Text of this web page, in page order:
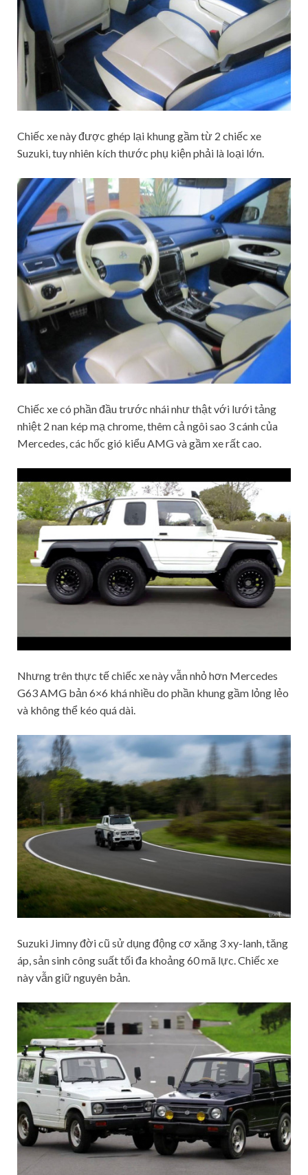
Chiếc xe này được ghép lại khung gầm từ 2 chiếc xe
Suzuki, tuy nhiên kích thước phụ kiện phải là loại lớn.
Chiếc xe có phần đầu trước nhái như thật với lưới tảng
nhiệt 2 nan kép mạ chrome, thêm cả ngôi sao 3 cánh của
Mercedes, các hốc gió kiểu AMG và gầm xe rất cao.
Nhưng trên thực tế chiếc xe này vẫn nhỏ hơn Mercedes
G63 AMG bản 6×6 khá nhiều do phần khung gầm lỏng lẻo
và không thể kéo quá dài.
Suzuki Jimny đời cũ sử dụng động cơ xăng 3 xy-lanh, tăng
áp, sản sinh công suất tối đa khoảng 60 mã lực. Chiếc xe
này vẫn giữ nguyên bản.